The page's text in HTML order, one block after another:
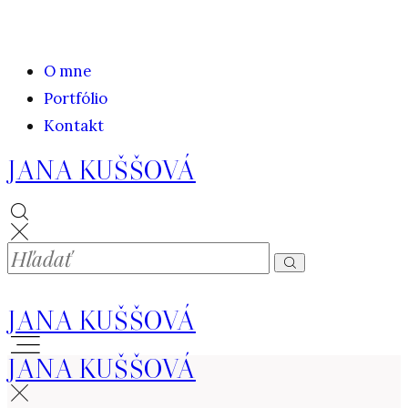
O mne
Portfólio
Kontakt
JANA KUŠŠOVÁ
JANA KUŠŠOVÁ
JANA KUŠŠOVÁ